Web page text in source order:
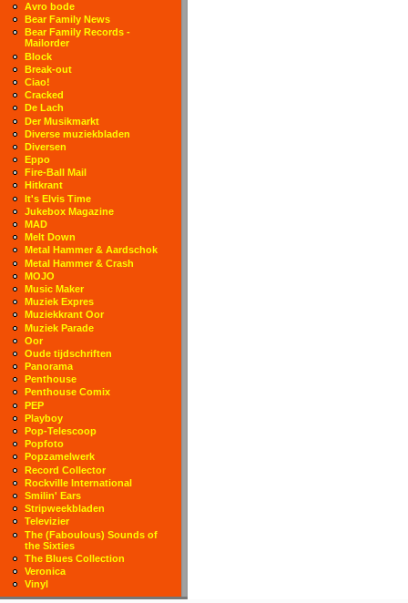
Avro bode
Bear Family News
Bear Family Records -
Mailorder
Block
Break-out
Ciao!
Cracked
De Lach
Der Musikmarkt
Diverse muziekbladen
Diversen
Eppo
Fire-Ball Mail
Hitkrant
It's Elvis Time
Jukebox Magazine
MAD
Melt Down
Metal Hammer & Aardschok
Metal Hammer & Crash
MOJO
Music Maker
Muziek Expres
Muziekkrant Oor
Muziek Parade
Oor
Oude tijdschriften
Panorama
Penthouse
Penthouse Comix
PEP
Playboy
Pop-Telescoop
Popfoto
Popzamelwerk
Record Collector
Rockville International
Smilin' Ears
Stripweekbladen
Televizier
The (Faboulous) Sounds of
the Sixties
The Blues Collection
Veronica
Vinyl